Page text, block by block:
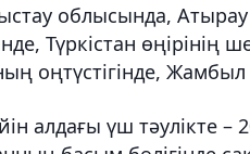
облысында,
Түркістан
оңтүстігінде,
алдағы үш тәулікте